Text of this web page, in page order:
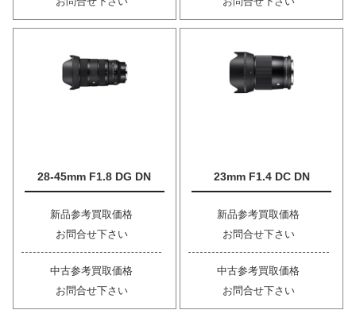
28-45mm F1.8 DG DN
新品参考買取価格
お問合せ下さい
中古参考買取価格
お問合せ下さい
23mm F1.4 DC DN
新品参考買取価格
お問合せ下さい
中古参考買取価格
お問合せ下さい